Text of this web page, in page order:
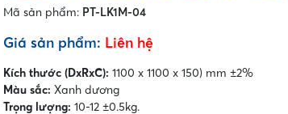
Mã sản phẩm: PT-LK1M-04
Giá sản phẩm: Liên hệ
Kích thước (DxRxC): 1100 x 1100 x 150) mm ±2%
Màu sắc: Xanh dương
Trọng lượng: 10-12 ±0.5kg.